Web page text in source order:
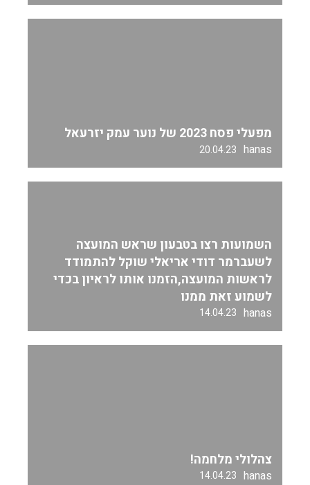
מפעלי פסח 2023 של נוער עמק יזרעאל
hanas
20.04.23
השמועות רצו בטבעון שראש המועצה
לשעברמר דודי אריאלי שוקל להתמודד
לראשות המועצה,הזמנו אותו לראיון בכדי
לשמוע זאת ממנו
hanas
14.04.23
צהלולי מלחמה!
hanas
14.04.23